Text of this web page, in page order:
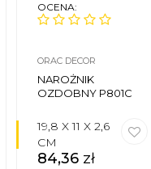
OCENA:
ORAC DECOR
NAROŻNIK
OZDOBNY P801C
19,8 X 11 X 2,6
CM
84,36 zł